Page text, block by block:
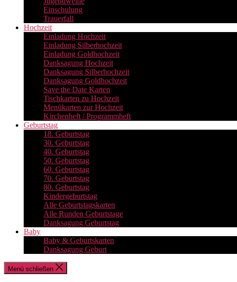
Einschulung
Trauerfall
Hochzeit
Einladung Hochzeit
Einladung Silberhochzeit
Einladung Goldhochzeit
Danksagung Hochzeit
Danksagung Silberhochzeit
Danksagung Goldhochzeit
Save the Date Karten
Tischkarten zu Hochzeit
Menükarten zur Hochzeit
Kirchenheft / Programmheft
Geburtstag
18. Geburtstag
30. Geburtstag
40. Geburtstag
50. Geburtstag
60. Geburtstag
70. Geburtstag
80. Geburtstag
Kindergeburtstag
Alle Geburtstagskarten
Alle Runden Geburtstage
Danksagung Geburtstag
Baby
Baby & Geburtskarten
Danksagung Geburt
Menü schließen